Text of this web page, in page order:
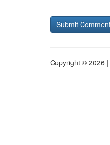
Copyright © 2026 |